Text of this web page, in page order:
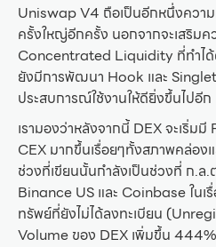
Uniswap V4 ถือเป็นอีกหนึ่งควา
ครั้งใหญ่อีกครั้ง นอกจากจะเสริมค
Concentrated Liquidity ที่ทำได้
ยังมีการพัฒนา Hook และ
ประสบการณ์ใช้งานให้ดียิ่งขึ้นไปอีก
เรามองว่าหลังจากนี้ DEX จะเริ่ม
CEX มากขึ้นเรื่อยๆทั้งสภาพคล่อง
ช่วงที่เขียนนั้นกำลังเป็นช่วงที่ ก.ล
Binance US และ Coinbase ในเ
ทรัพย์ที่ยังไม่ได้ลงทะเบียน
Volume ของ DEX เพิ่มขึ้น